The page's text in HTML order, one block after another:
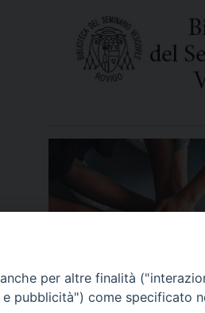
per altre finalità
pubblicità") come specificato